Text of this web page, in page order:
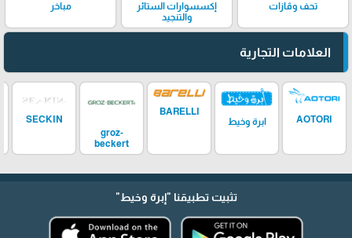
تحف وڤازات
إكسسوارات الستائر
والتنجيد
مباخر
العلامات التجارية
AOTORI ابرة وخيط
BARELLI
groz-
beckert
SECKIN
تثبيت تطبيقنا "إبرة وخيط"